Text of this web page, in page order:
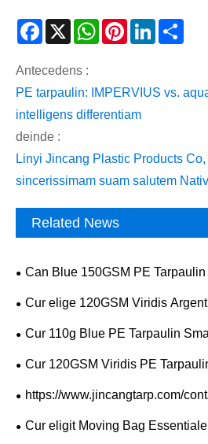
Facebook
X WhatsAppPinterestLinkedIn
Antecedens :
PE tarpaulin: IMPERVIUS vs.
intelligens differentiam
deinde :
Linyi Jincang Plastic Products
sincerissimam suam salutem
Related News
Can Blue 150GSM PE
sustinere?
Cur elige 120GSM Viridis
certae protectionis Outdoor?
Cur 110g Blue PE Tarpaulin
Custus-Effective Praesidium?
Cur 120GSM Viridis PE
effectiva protectione elige?
https://www.jincangtarp.com/
Cur eligit Moving Bag